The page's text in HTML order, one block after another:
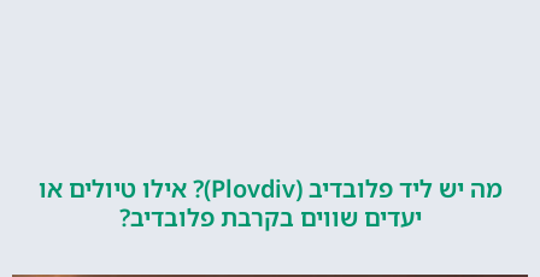
מה יש ליד פלובדיב (Plovdiv)? אילו טיולים או
יעדים שווים בקרבת פלובדיב?